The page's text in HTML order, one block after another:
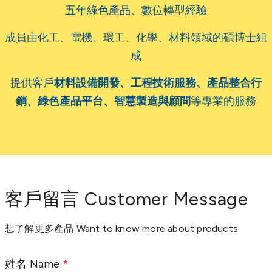
五年綠色產品、數位轉型經驗
成員由化工、電機、環工、化學、材料領域的碩博士組
成
提供客戶材料設備開發、工程技術服務、產品整合行
銷、綠色產品平台、智慧製造與顧問等專業的服務
客戶留言 Customer Message
想了解更多產品 Want to know more about products
姓名 Name *